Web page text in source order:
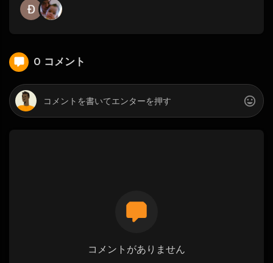
0 コメント
コメントがありません